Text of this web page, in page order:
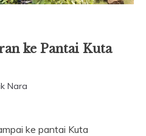
ke Pantai Kuta
Nara
ke pantai Kuta